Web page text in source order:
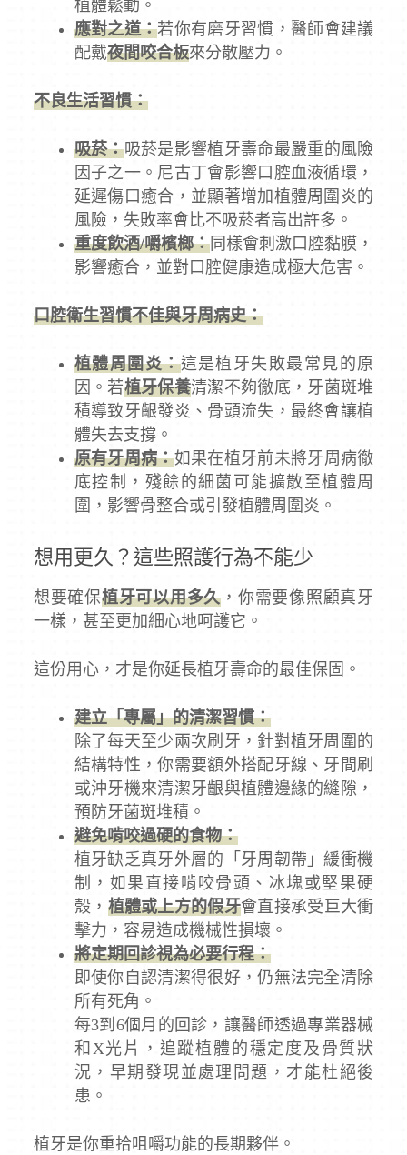
植體鬆動。
應對之道：若你有磨牙習慣，醫師會建議
配戴夜間咬合板來分散壓力。
不良生活習慣：
吸菸：吸菸是影響植牙壽命最嚴重的風險
因子之一。尼古丁會影響口腔血液循環，
延遲傷口癒合，並顯著增加植體周圍炎的
風險，失敗率會比不吸菸者高出許多。
重度飲酒/嚼檳榔：同樣會刺激口腔黏膜，
影響癒合，並對口腔健康造成極大危害。
口腔衛生習慣不佳與牙周病史：
植體周圍炎：這是植牙失敗最常見的原
因。若植牙保養清潔不夠徹底，牙菌斑堆
積導致牙齦發炎、骨頭流失，最終會讓植
體失去支撐。
原有牙周病：如果在植牙前未將牙周病徹
底控制，殘餘的細菌可能擴散至植體周
圍，影響骨整合或引發植體周圍炎。
想用更久？這些照護行為不能少
想要確保植牙可以用多久 ，你需要像照顧真牙
一樣，甚至更加細心地呵護它。
這份用心，才是你延長植牙壽命的最佳保固。
建立「專屬」的清潔習慣：
除了每天至少兩次刷牙，針對植牙周圍的
結構特性，你需要額外搭配牙線、牙間刷
或沖牙機來清潔牙齦與植體邊緣的縫隙，
預防牙菌斑堆積。
避免啃咬過硬的食物：
植牙缺乏真牙外層的「牙周韌帶」緩衝機
制，如果直接啃咬骨頭、冰塊或堅果硬
殼， 植體或上方的假牙會直接承受巨大衝
擊力，容易造成機械性損壞。
將定期回診視為必要行程：
即使你自認清潔得很好，仍無法完全清除
所有死角。
每3到6個月的回診，讓醫師透過專業器械
和X光片，追蹤植體的穩定度及骨質狀
況，早期發現並處理問題，才能杜絕後
患。
植牙是你重拾咀嚼功能的長期夥伴。